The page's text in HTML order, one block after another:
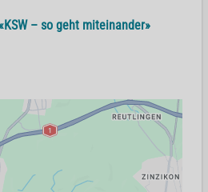
– so geht miteinander»